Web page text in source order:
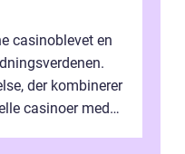
casinoblevet en
der kombinerer
casinoer med